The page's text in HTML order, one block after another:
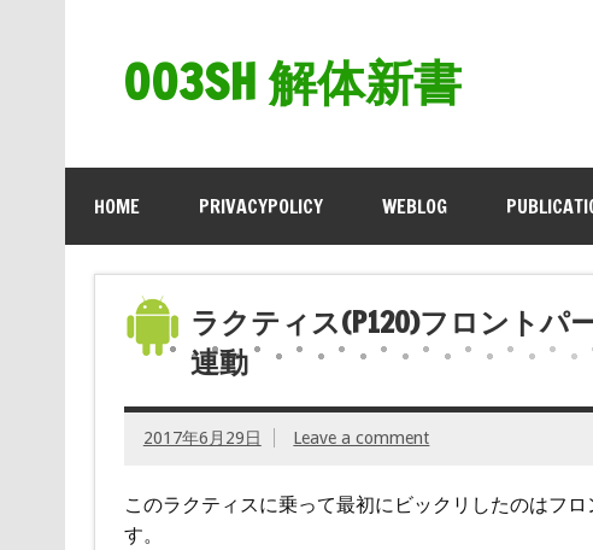
003SH 解体新書
HOME PRIVACYPOLICY WEBLOG
ラクティス(P120)フロントパ
連動
2017年6月29日 Leave a comment
このラクティスに乗って最初にビックリしたのはフ
す。